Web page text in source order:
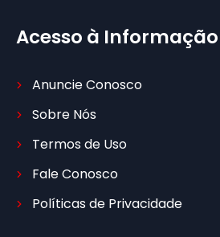
Acesso à Informação
Anuncie Conosco
Sobre Nós
Termos de Uso
Fale Conosco
Políticas de Privacidade